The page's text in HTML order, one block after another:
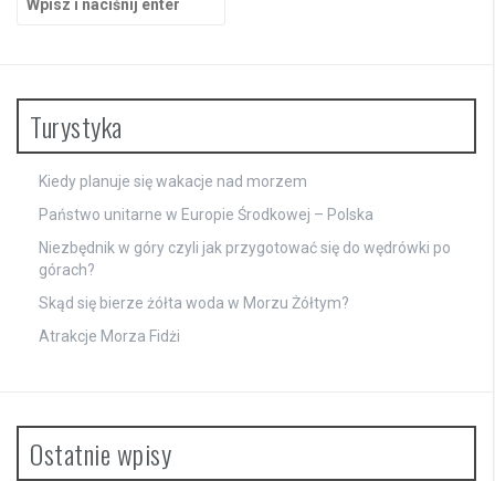
Turystyka
Kiedy planuje się wakacje nad morzem
Państwo unitarne w Europie Środkowej – Polska
Niezbędnik w góry czyli jak przygotować się do wędrówki po
górach?
Skąd się bierze żółta woda w Morzu Żółtym?
Atrakcje Morza Fidżi
Ostatnie wpisy